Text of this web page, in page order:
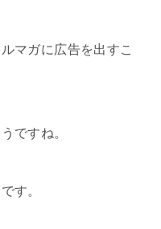
マガに広告を出すこ
ですね。
す。